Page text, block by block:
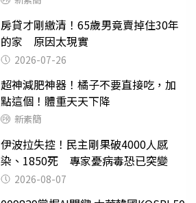
房貸才剛繳清！65歲男竟賣掉住30年
的家 原因太現實
2026-07-26
超神減肥神器！橘子不要直接吃，加
點這個！體重天天下降
新素簡
伊波拉失控！民主剛果破4000人感
染、1850死 專家憂病毒恐已突變
2026-08-07